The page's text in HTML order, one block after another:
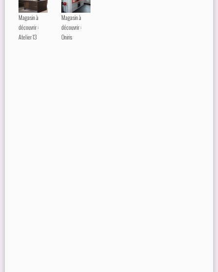
Magasin à
découvrir :
Atelier 13
Magasin à
découvrir :
Oniris